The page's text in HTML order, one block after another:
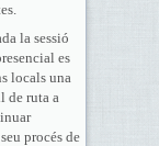
la sessió
es
locals una
de ruta a
procés de